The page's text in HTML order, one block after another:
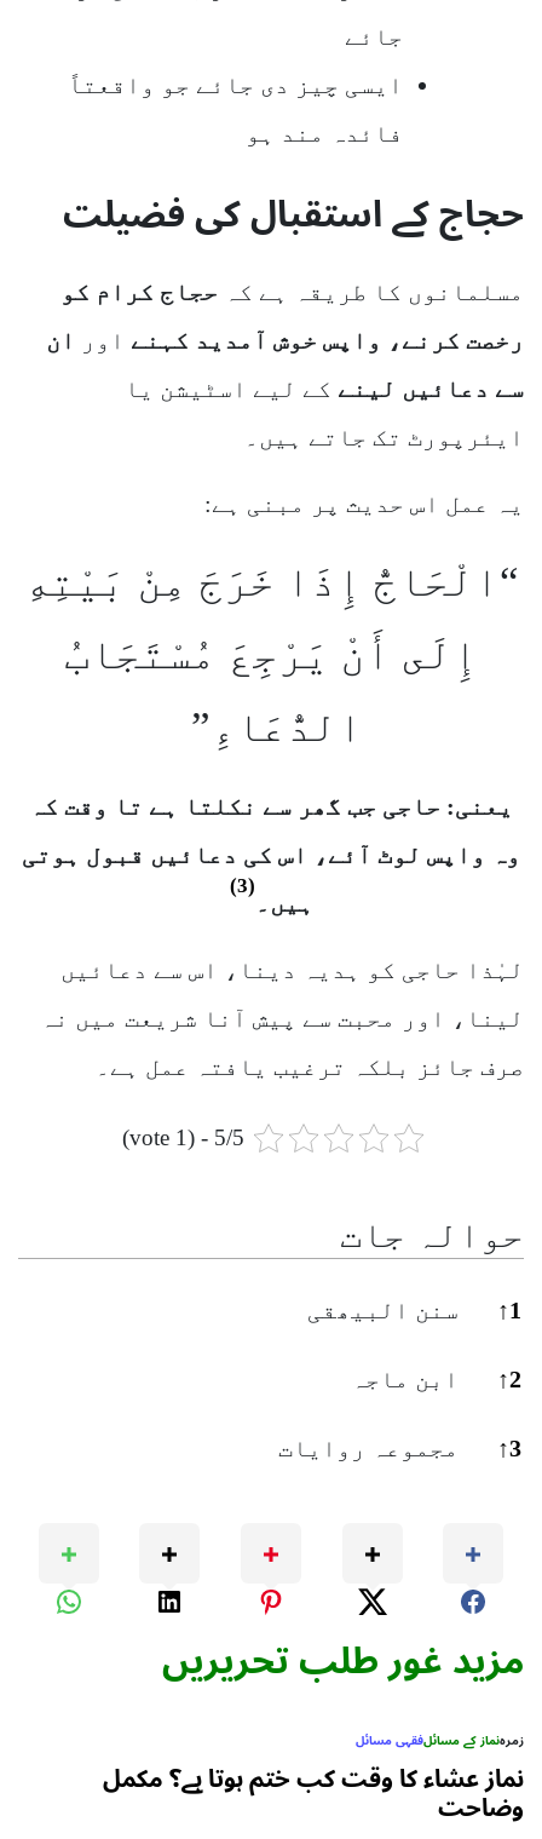
جائے
ایسی چیز دی جائے جو واقعتاً
فائدہ مند ہو
حجاج کے استقبال کی فضیلت
مسلمانوں کا طریقہ ہے کہ حجاج کرام کو
رخصت کرنے، واپس خوش آمدید کہنے اور
ان
سے دعائیں لینے کے لیے اسٹیشن یا
ایئرپورٹ تک جاتے ہیں۔
یہ عمل اس حدیث پر مبنی ہے:
“الْحَاجُّ إِذَا خَرَجَ مِنْ بَيْتِهِ
إِلَى أَنْ يَرْجِعَ مُسْتَجَابُ
الدُّعَاءِ”
یعنی: حاجی جب گھر سے نکلتا ہے تا وقت کہ
وہ واپس لوٹ آئے، اس کی دعائیں قبول ہوتی
ہیں۔
(3)
لہٰذا حاجی کو ہدیہ دینا، اس سے دعائیں
لینا، اور محبت سے پیش آنا شریعت میں نہ
صرف جائز بلکہ ترغیب یافتہ عمل ہے۔
5/5 - (1 vote)
حوالہ جات
1
↑ سنن البیھقی
2
↑ ابن ماجہ
3
↑ مجموعہ روایات
مزید غور طلب تحریریں
زمرہنماز کے مسائلفقہی مسائل
نماز عشاء کا وقت کب ختم ہوتا ہے؟ مکمل
وضاحت